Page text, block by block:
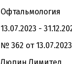
Офтальмология
13.07.2023 -
№ 362 от 13.07.2023